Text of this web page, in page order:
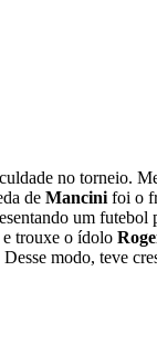
no torneio.
de Mancinifoi o
um futebol
trouxe o ídolo
modo, teve